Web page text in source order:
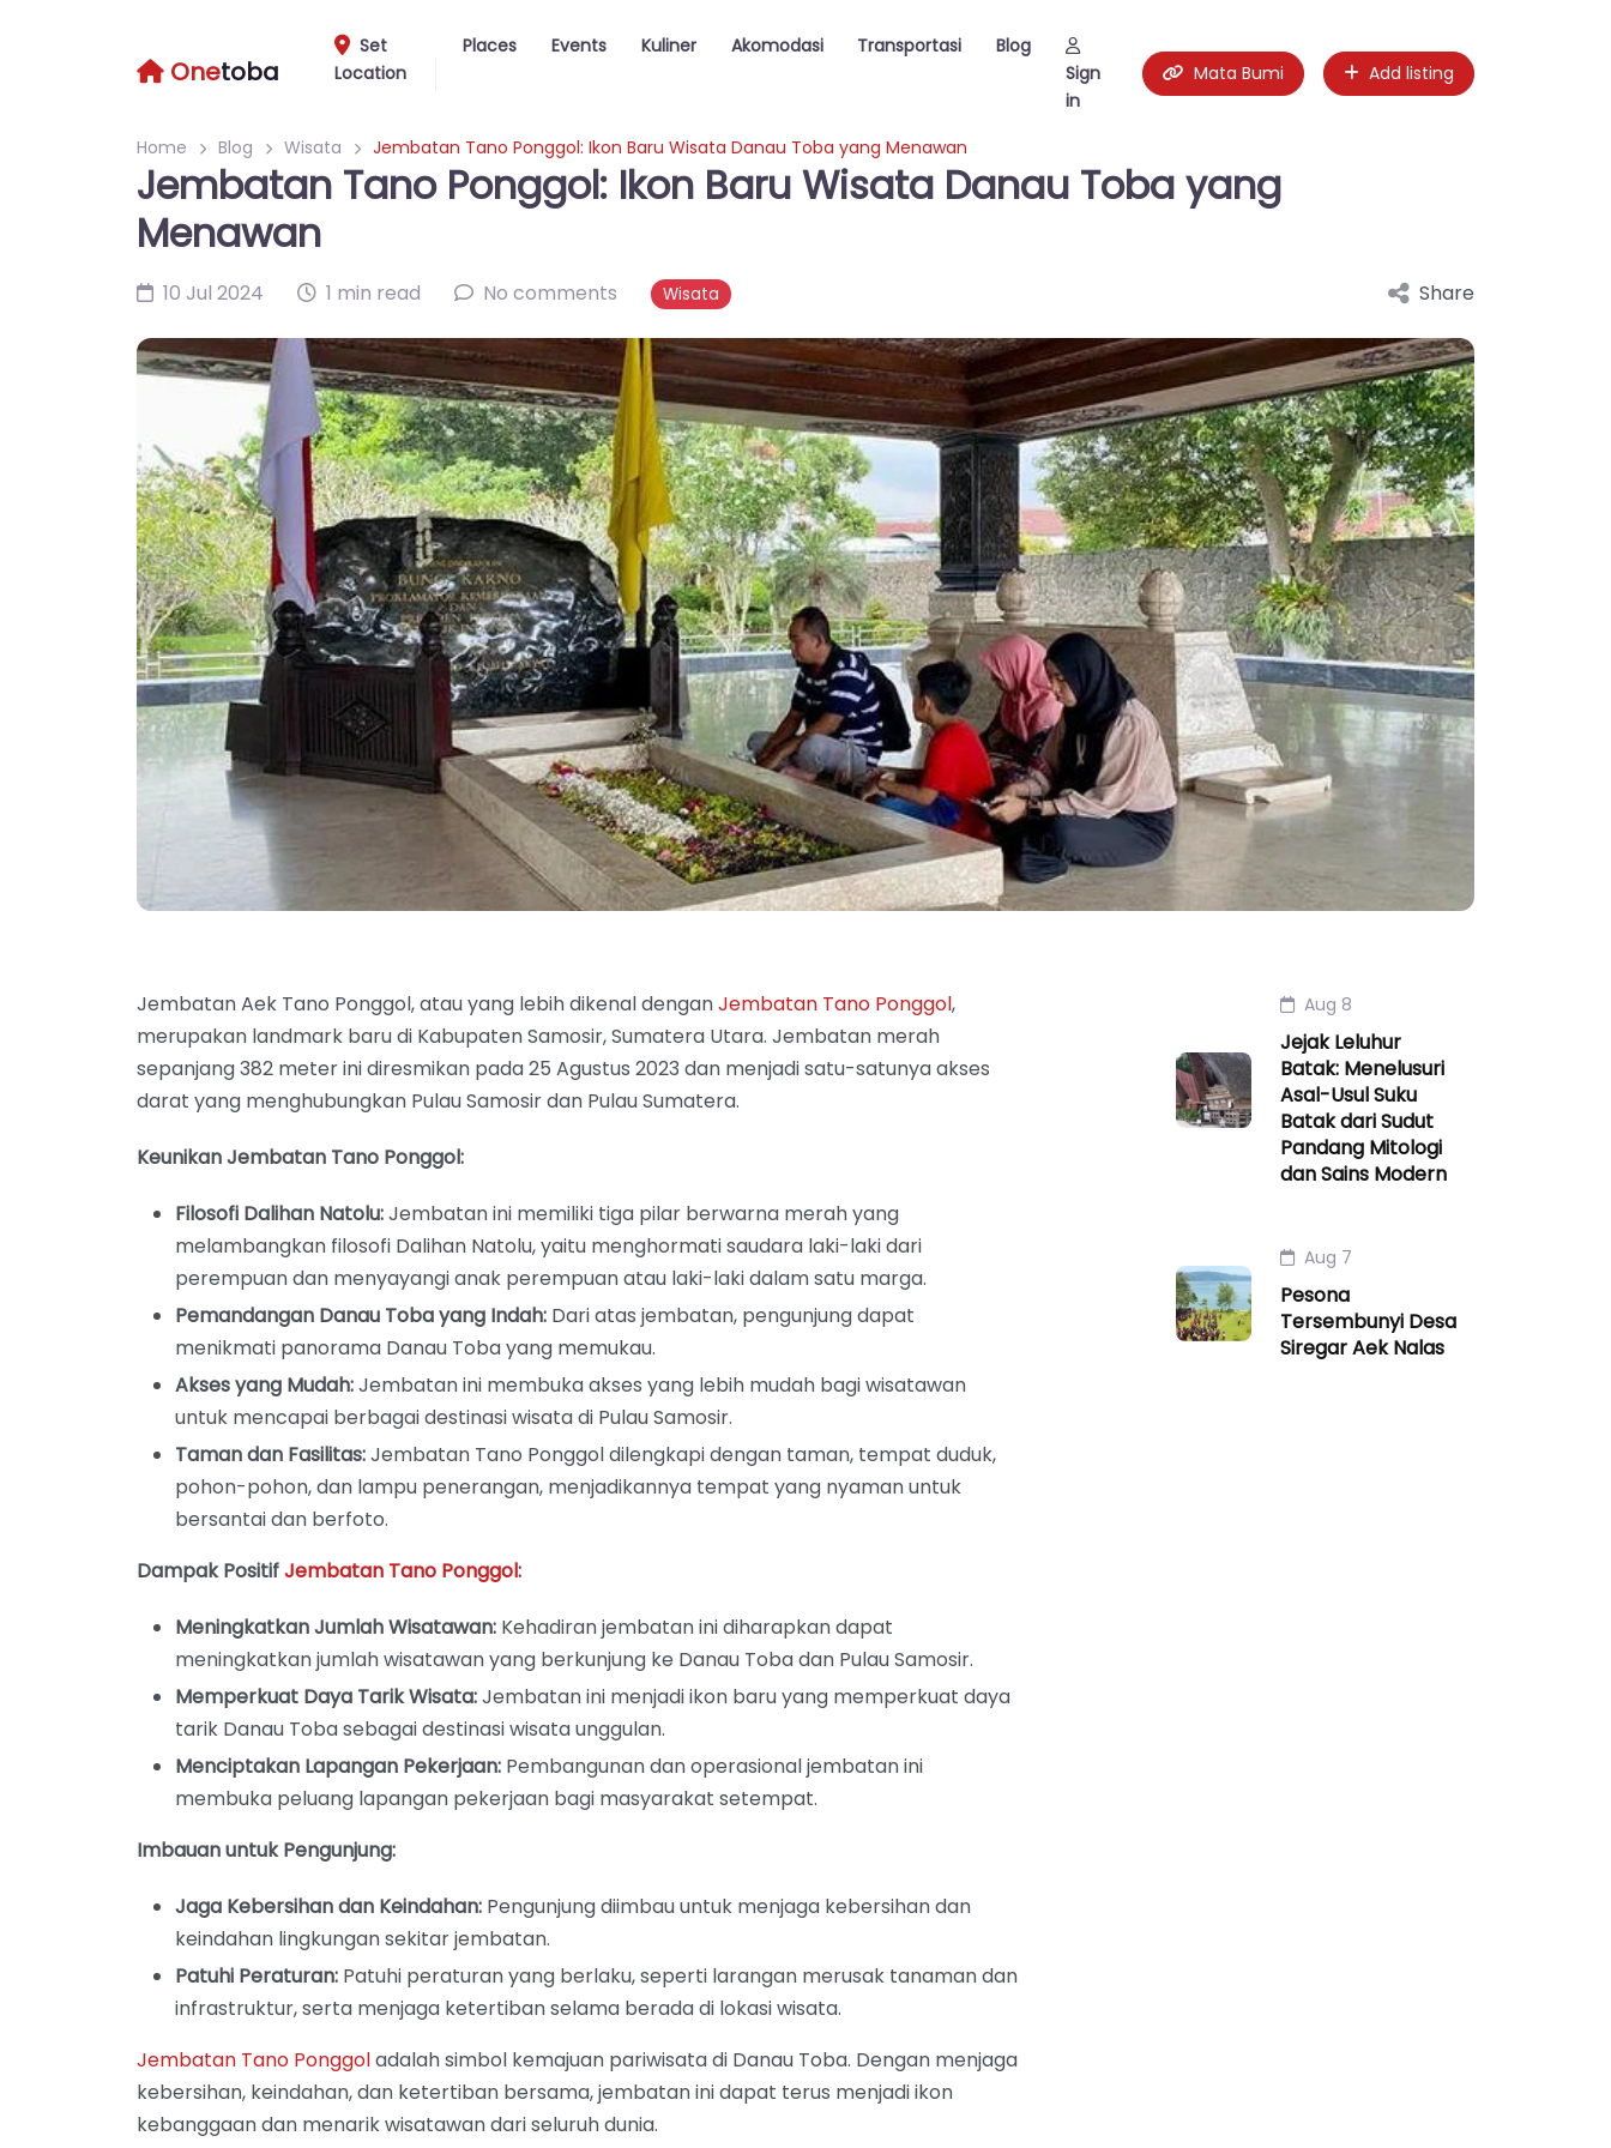
Onetoba
Set
Location
Places Events Kuliner Akomodasi Transportasi
Blog
Sign
in
Mata Bumi Add listing
Home Blog Wisata Jembatan Tano Ponggol: Ikon Baru Wisata Danau Toba yang Menawan
Jembatan Tano Ponggol: Ikon Baru Wisata Danau Toba yang
Menawan
10 Jul 2024 1 min read No comments Wisata Share
Jembatan Aek Tano Ponggol, atau yang lebih dikenal denganJembatan Tano Ponggol,
merupakan landmark baru di Kabupaten Samosir, Sumatera Utara. Jembatan merah
sepanjang 382 meter ini diresmikan pada 25 Agustus 2023 dan menjadi satu-satunya akses
darat yang menghubungkan Pulau Samosir dan Pulau Sumatera.
Keunikan Jembatan Tano Ponggol:
Filosofi Dalihan Natolu:Jembatan ini memiliki tiga pilar berwarna merah yang
melambangkan filosofi Dalihan Natolu, yaitu menghormati saudara laki-laki dari
perempuan dan menyayangi anak perempuan atau laki-laki dalam satu marga.
Pemandangan Danau Toba yang Indah: Dari atas jembatan, pengunjung dapat
menikmati panorama Danau Toba yang memukau.
Akses yang Mudah:Jembatan ini membuka akses yang lebih mudah bagi wisatawan
untuk mencapai berbagai destinasi wisata di Pulau Samosir.
Taman dan Fasilitas:Jembatan Tano Ponggol dilengkapi dengan taman, tempat duduk,
pohon-pohon, dan lampu penerangan, menjadikannya tempat yang nyaman untuk
bersantai dan berfoto.
Dampak PositifJembatan Tano Ponggol:
Meningkatkan Jumlah Wisatawan: Kehadiran jembatan ini diharapkan dapat
meningkatkan jumlah wisatawan yang berkunjung ke Danau Toba dan Pulau Samosir.
Memperkuat Daya Tarik Wisata:Jembatan ini menjadi ikon baru yang memperkuat daya
tarik Danau Toba sebagai destinasi wisata unggulan.
Menciptakan Lapangan Pekerjaan: Pembangunan dan operasional jembatan ini
membuka peluang lapangan pekerjaan bagi masyarakat setempat.
Imbauan untuk Pengunjung:
Jaga Kebersihan dan Keindahan: Pengunjung diimbau untuk menjaga kebersihan dan
keindahan lingkungan sekitar jembatan.
Patuhi Peraturan: Patuhi peraturan yang berlaku, seperti larangan merusak tanaman dan
infrastruktur, serta menjaga ketertiban selama berada di lokasi wisata.
Jembatan Tano Ponggoladalah simbol kemajuan pariwisata di Danau Toba. Dengan menjaga
kebersihan, keindahan, dan ketertiban bersama, jembatan ini dapat terus menjadi ikon
kebanggaan dan menarik wisatawan dari seluruh dunia.
Aug 8
Jejak Leluhur
Batak: Menelusuri
Asal-Usul Suku
Batak dari Sudut
Pandang Mitologi
dan Sains Modern
Aug 7
Pesona
Tersembunyi Desa
Siregar Aek Nalas